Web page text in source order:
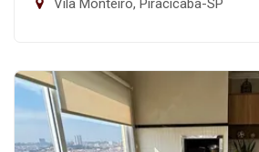
Vila Monteiro, Piracicaba-SP